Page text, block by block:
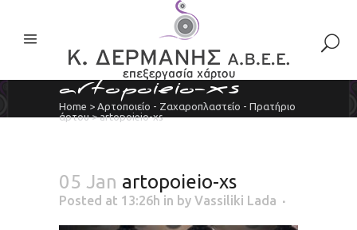
artopoieio-xs
Home > Αρτοποιείο - Ζαχαροπλαστείο - Πρατήριο
άρτου>artopoieio-xs
05 Jan artopoieio-xs
Posted at 13:26h in by Vassiliki Lada